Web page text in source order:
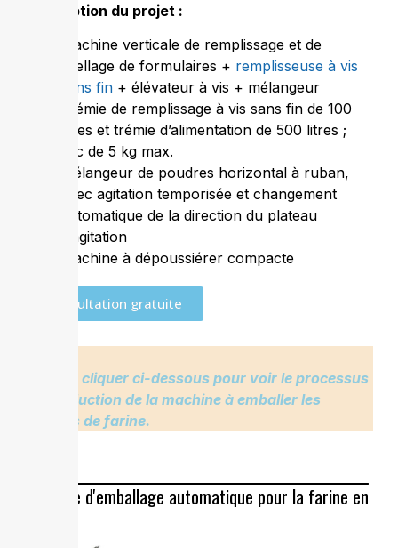
Description du projet :
Machine verticale de remplissage et de
scellage de formulaires + remplisseuse à vis
sans fin+ élévateur à vis + mélangeur
Trémie de remplissage à vis sans fin de 100
litres et trémie d’alimentation de 500 litres ;
sac de 5 kg max.
Mélangeur de poudres horizontal à ruban,
avec agitation temporisée et changement
automatique de la direction du plateau
d’agitation
Machine à dépoussiérer compacte
Consultation gratuite
Veuillez cliquer ci-dessous pour voir le processus
de production de la machine à emballer les
sachets de farine.
Machine d'emballage automatique pour la farine en